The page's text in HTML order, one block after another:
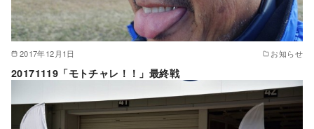
2017年12月1日 お知らせ
20171119「モトチャレ！！」最終戦